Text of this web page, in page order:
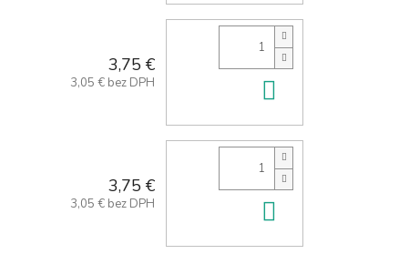
3,75 €
3,05 € bez DPH
3,75 €
3,05 € bez DPH